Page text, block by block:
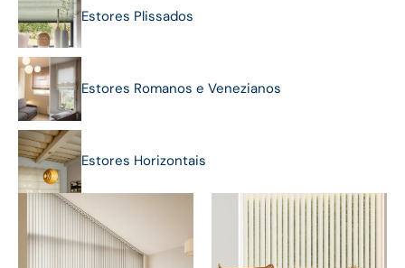
Estores Plissados
Estores Romanos e Venezianos
Estores Horizontais